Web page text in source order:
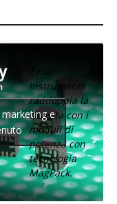
Texas
Instruments
raddoppia la
densità con i
moduli di
potenza con
tecnologia
MagPack.
e